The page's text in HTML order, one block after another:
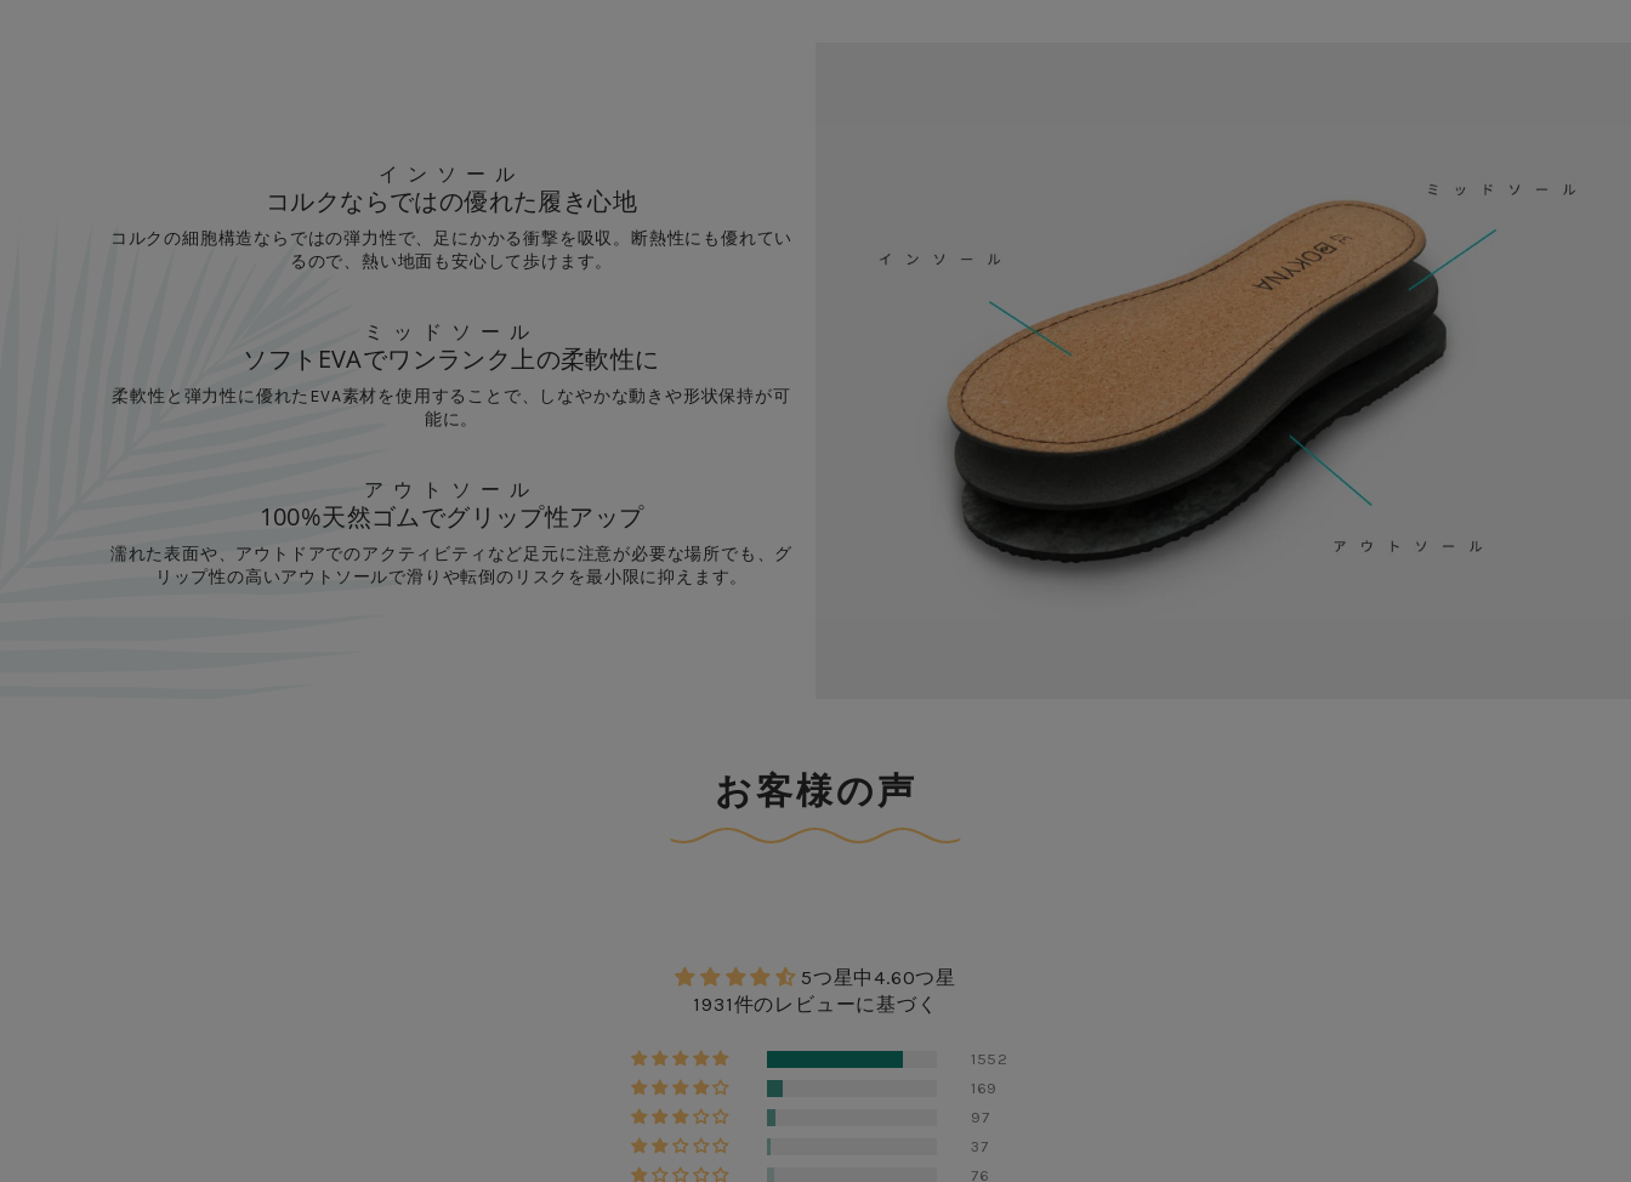
インソール
コルクならではの優れた履き心地
コルクの細胞構造ならではの弾力性で、足にかかる衝撃を吸収。断熱性にも優れてい
るので、熱い地面も安心して歩けます。
ミッドソール
ソフトEVAでワンランク上の柔軟性に
柔軟性と弾力性に優れたEVA素材を使用することで、しなやかな動きや形状保持が可
能に。
アウトソール
100%天然ゴムでグリップ性アップ
濡れた表面や、アウトドアでのアクティビティなど足元に注意が必要な場所でも、グ
リップ性の高いアウトソールで滑りや転倒のリスクを最小限に抑えます。
お客様の声
5つ星中4.60つ星
1931件のレビューに基づく
1552
169
97
37
76